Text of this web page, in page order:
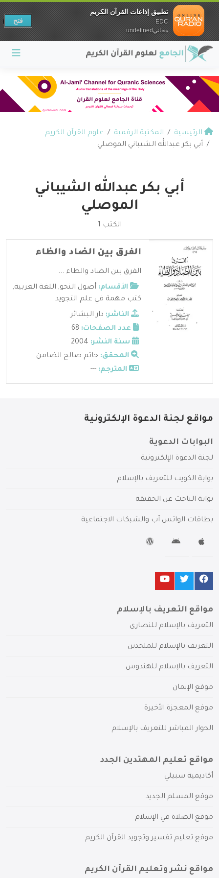
الرئيسية المكتبة الرقمية
علوم القرآن الكريم
أبي بكر عبدالله الشيباني الموصلي
أبي بكر عبدالله الشيباني
الموصلي
الكتب 1
الفرق بين الضاد والظاء
الفرق بين الضاد والظاء ...
الأقسام: أصول النحو, اللغة العربية,
كتب مهمة في علم التجويد
الناشر: دار البشائر
عدد الصفحات:
سنة النشر:
المحقق: حاتم صالح الضامن
المترجم: ---
مواقع لجنة الدعوة الإلكترونية
البوابات الدعوية
لجنة الدعوة الإلكترونية
بوابة الكويت للتعريف بالإسلام
بوابة الباحث عن الحقيقة
بطاقات الواتس آب والشبكات الاجتماعية
مواقع التعريف بالإسلام
التعريف بالإسلام للنصارى
التعريف بالإسلام للملحدين
التعريف بالإسلام للهندوس
موقع الإيمان
موقع المعجزة الأخيرة
الحوار المباشر للتعريف بالإسلام
مواقع تعليم المهتدين الجدد
أكاديمية سبيلي
موقع المسلم الجديد
موقع الصلاة في الإسلام
موقع تعليم تفسير وتجويد القرآن الكريم
مواقع نشر وتعليم القرآن الكريم
تطبيق إذاعات القرآن الكريم
EDC
مجانيundefined
فتح